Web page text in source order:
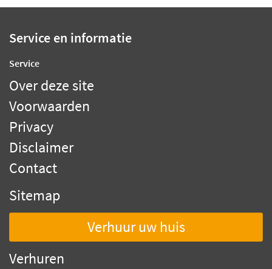
Service en informatie
Service
Over deze site
Voorwaarden
Privacy
Disclaimer
Contact
Sitemap
Verhuur uw huis
Verhuren